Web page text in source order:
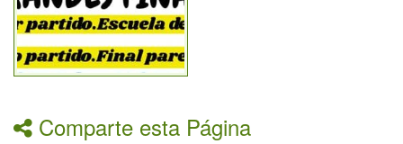
Comparte esta Página